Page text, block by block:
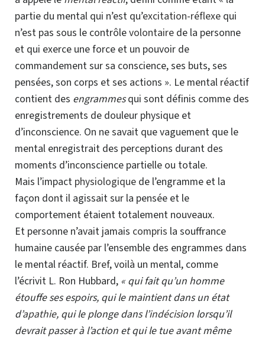
partie du mental qui n’est qu’excitation-réflexe qui
n’est pas sous le contrôlevolontaire de la personne
et qui exerce une force et un pouvoir de
commandement sur sa conscience, ses buts, ses
pensées, son corps et ses actions ». Le mental réactif
contient des engrammesqui sont définis comme des
enregistrements de douleur physique et
d’inconscience. On ne savait que vaguement que le
mental enregistrait des perceptions durant des
moments d’inconscience partielle ou totale.
Mais l’impact physiologique de l’engramme et la
façon dont il agissait sur la pensée et le
comportement étaient totalement nouveaux.
Et personne n’avait jamais compris la souffrance
humaine causée par l’ensemble des engrammes dans
le mental réactif. Bref, voilà un mental, comme
l’écrivit L. Ron Hubbard, « qui fait qu’un homme
étouffe ses espoirs, qui le maintient dans un état
d’apathie, qui le plonge dans l’indécision lorsqu’il
devrait passer à l’action et qui le tue avant même